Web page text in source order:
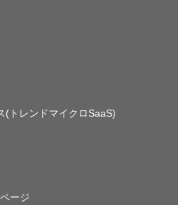
(トレンドマイクロSaaS)
ージ